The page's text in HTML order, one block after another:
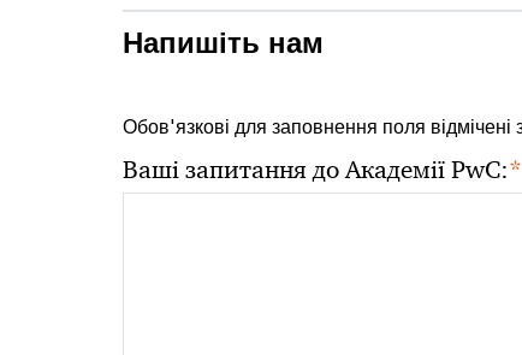
Напишіть нам
Обов'язкові для заповнення поля відмічені
Ваші запитання до Академії PwC:*